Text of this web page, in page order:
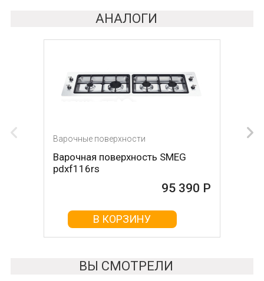
АНАЛОГИ
Варочные поверхности
Варочная поверхность SMEG
pdxf116rs
95 390 Р
В КОРЗИНУ
Варочные поверхности
Варочная поверхность DE
DIETRICH DPI7884W
95 420 Р
В КОРЗИНУ
ВЫ СМОТРЕЛИ